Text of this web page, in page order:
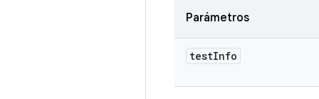
Parámetros
testInfo